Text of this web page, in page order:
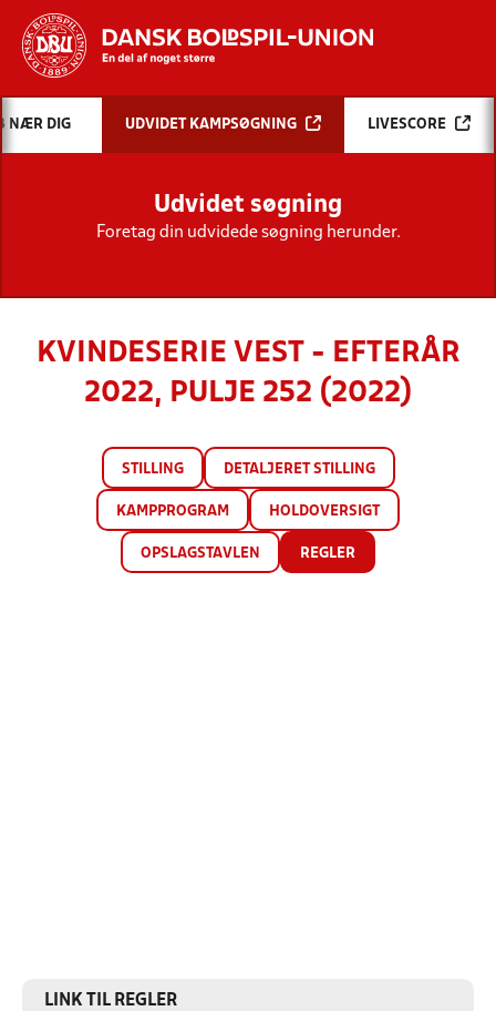
Hvad vil du søge efter?
INDHOLD OG NYHEDER
STILLINGER, RESULTATER, KLUBBER OG
HOLD
NÆR DIG UDVIDET KAMPSØGNING LIVESCORE
Udvidet søgning
Foretag din udvidede søgning herunder.
KVINDESERIE VEST - EFTERÅR
2022, PULJE 252 (2022)
STILLING DETALJERET STILLING
KAMPPROGRAM HOLDOVERSIGT
OPSLAGSTAVLEN REGLER
LINK TIL REGLER